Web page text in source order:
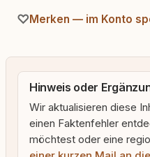
Merken — im Konto
Hinweis oder
Wir aktualisieren diese
einen Faktenfehler
möchtest oder eine